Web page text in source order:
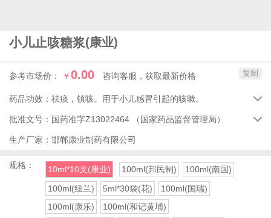
小儿止咳糖浆(康业)
参考市场价： ￥0.00 咨询客服，获取最新价格 复制
药品功效： 祛痰，镇咳。用于小儿感冒引起的咳嗽。 
批准文号： 国药准字Z13022464 （国家药品监督管理局） 
生产厂家： 邯郸康业制药有限公司
规格： 10ml*10支(康业) 100ml(邦民制)
100ml(南国)
100ml(纽兰)
5ml*30袋(花)
100ml(国瑞)
100ml(康乐)
100ml(和记黄埔)